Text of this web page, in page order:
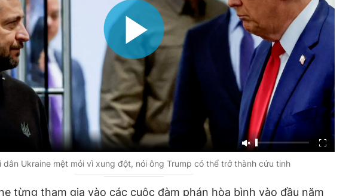
dân Ukraine mệt mỏi vì xung đột, nói ông Trump có thể trở thành cứu tinh
từng tham gia vào các cuộc đàm phán hòa bình vào đầu năm